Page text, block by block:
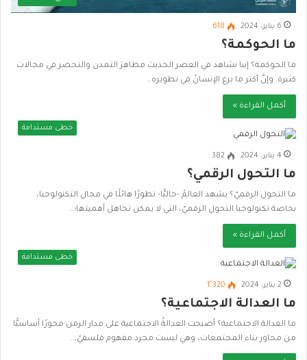
6 يناير، 2024 618
ما الحوكمة؟
ما الحوكمة؟ إننا نشاهد في العصر الحديث مظاهرَ التمدن والتحضر في مجالات
كثيرة. وإنَّ أكثر ما برع الإنسانُ في تطويره…
أكمل القراءة »
خطى مستدامة
4 يناير، 2024 382
ما التحول الرقمي؟
ما التحول الرقميّ؟ يشهد العالمُ -حاليًّا- تطورًا هائلًا في مجال التكنولوجيا،
بخاصة تكنولوجيا التحول الرقميّ، التي لا يمكن تجاهل أهميتها؛…
أكمل القراءة »
خطى مستدامة
2 يناير، 2024 1٬320
ما العدالة الاجتماعية؟
ما العدالة الاجتماعية؟ أصبحت العدالةُ الاجتماعية على مدار الزمن محورًا أساسيًّا
من محاور بناء المجتمعات، وهي ليست مجرد مفهوم فلسفيّ،…